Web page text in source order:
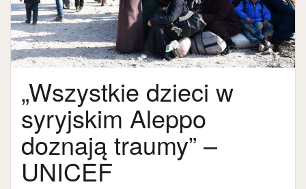
„Wszystkie dzieci w
syryjskim Aleppo
doznają traumy” –
UNICEF